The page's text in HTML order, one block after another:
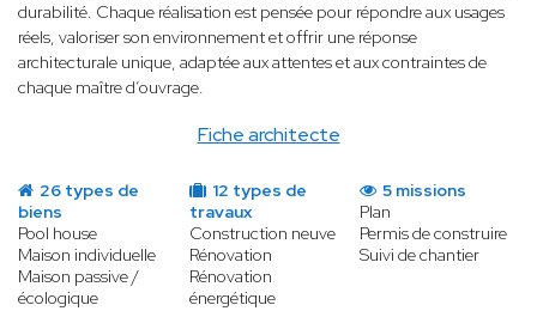
Fiche architecte
durabilité. Chaque réalisation est pensée pour répondre aux usages
réels, valoriser son environnement et offrir une réponse
architecturale unique, adaptée aux attentes et aux contraintes de
chaque maître d’ouvrage.
26 types de
biens
Pool house
Maison individuelle
Maison passive /
écologique
12 types de
travaux
Construction neuve
Rénovation
Rénovation
énergétique
5 missions
Plan
Permis de construire
Suivi de chantier